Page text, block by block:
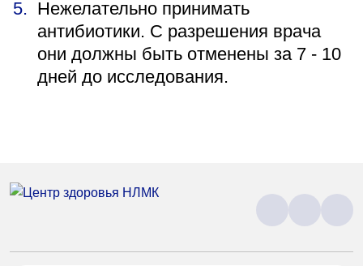
Нежелательно принимать
антибиотики. С разрешения врача
они должны быть отменены за 7 - 10
дней до исследования.